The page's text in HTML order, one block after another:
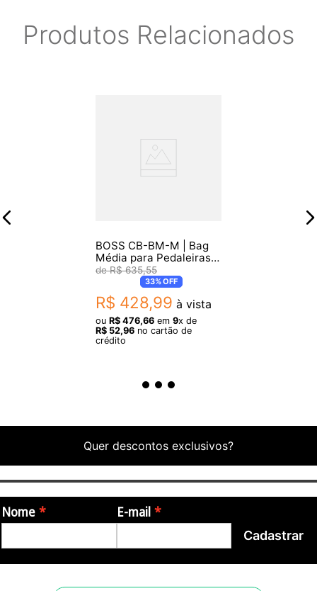
Produtos Relacionados
BOSS CB-BM-M | Bag
Média para Pedaleiras
BOSS GX-100, GT-1000,
ME-90 e ME-90B
R$ 635,55
33%OFF
R$ 428,99 à vista
ou R$ 476,66 em 9x de
R$ 52,96 no cartão de
crédito
Quer descontos exclusivos?
Nome E-mail
Cadastrar